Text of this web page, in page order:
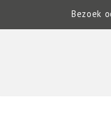
Bezoek